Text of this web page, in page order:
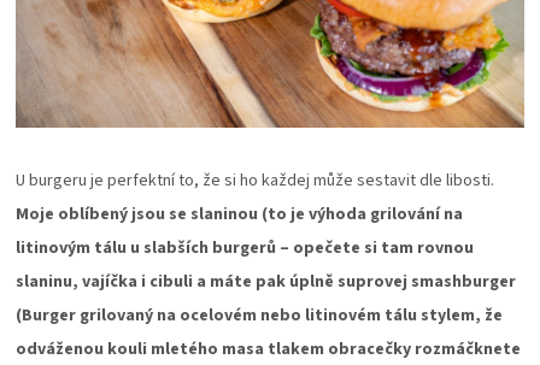
U burgeru je perfektní to, že si ho každej může sestavit dle libosti.
Moje oblíbený jsou se slaninou (to je výhoda grilování na
litinovým tálu u slabších burgerů – opečete si tam rovnou
slaninu, vajíčka i cibuli a máte pak úplně suprovej smashburger
(Burger grilovaný na ocelovém nebo litinovém tálu stylem, že
odváženou kouli mletého masa tlakem obracečky rozmáčknete